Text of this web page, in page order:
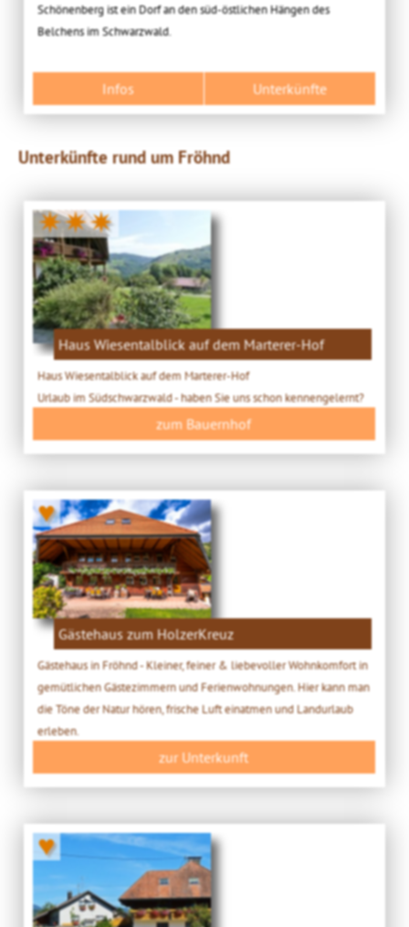
Schönenberg ist ein Dorf an den süd-östlichen Hängen des
Belchens im Schwarzwald.
Infos Unterkünfte
Unterkünfte rund um Fröhnd
✷✷✷
Haus Wiesentalblick auf dem Marterer-Hof
Haus Wiesentalblick auf dem Marterer-Hof
Urlaub im Südschwarzwald - haben Sie uns schon kennengelernt?
zum Bauernhof
♥
Gästehaus zum HolzerKreuz
Gästehaus in Fröhnd - Kleiner, feiner & liebevoller Wohnkomfort in
gemütlichen Gästezimmern und Ferienwohnungen. Hier kann man
die Töne der Natur hören, frische Luft einatmen und Landurlaub
erleben.
zur Unterkunft
♥